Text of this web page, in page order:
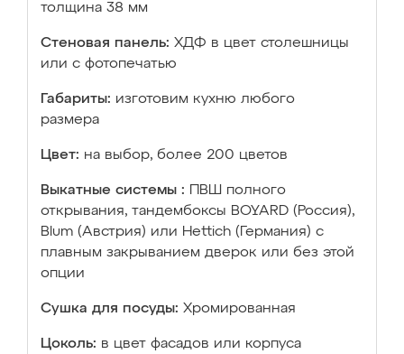
толщина 38 мм
Стеновая панель: ХДФ в цвет столешницы
или с фотопечатью
Габариты: изготовим кухню любого
размера
Цвет: на выбор, более 200 цветов
Выкатные системы :
ПВШ полного
открывания, тандембоксы BOYARD (Россия),
Blum (Австрия) или Hettich (Германия) с
плавным закрыванием дверок или без этой
опции
Сушка для посуды: Хромированная
Цоколь: в цвет фасадов или корпуса